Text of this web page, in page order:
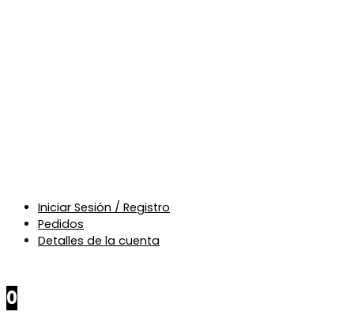
Iniciar Sesión / Registro
Pedidos
Detalles de la cuenta
0